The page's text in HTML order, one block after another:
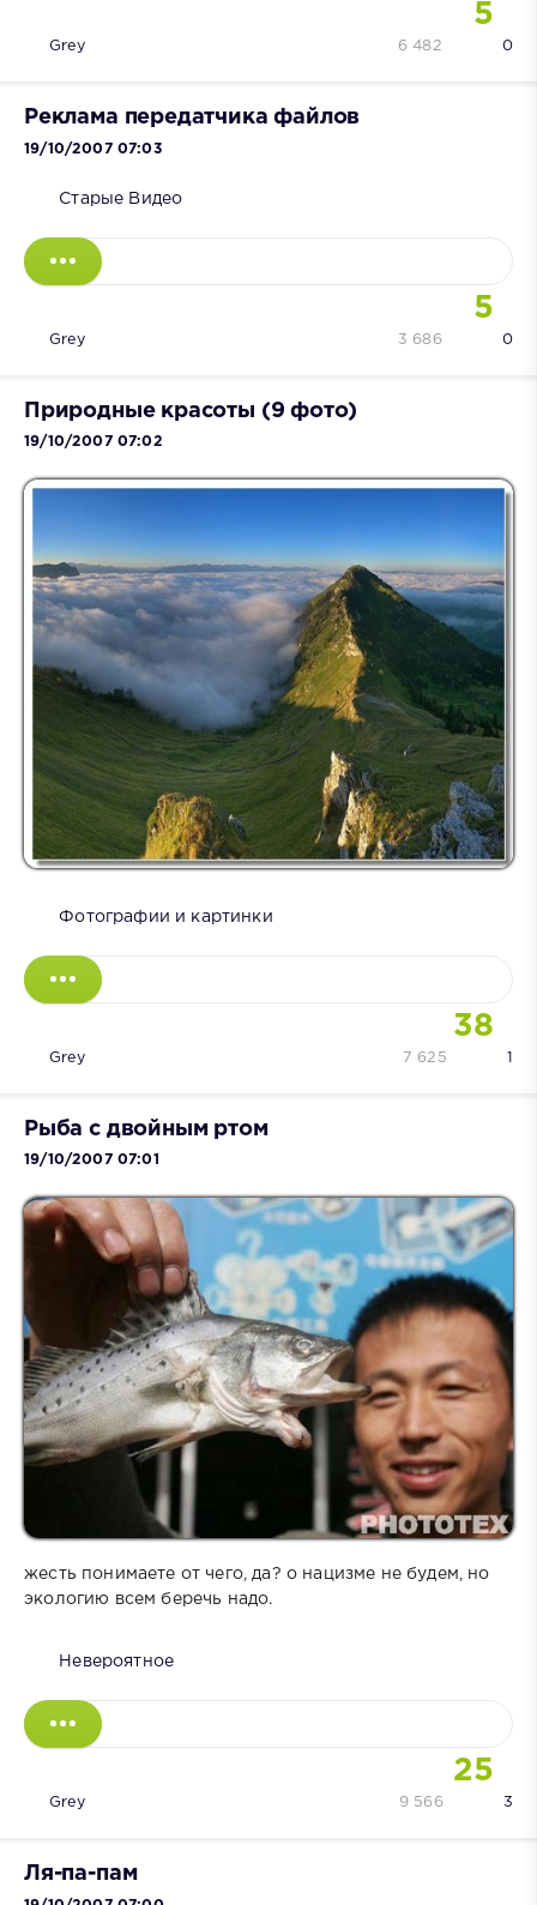
5
Grey 0
6 482
Реклама передатчика файлов
19/10/2007 07:03
Старые Видео
5
Grey 0
3 686
Природные красоты (9 фото)
19/10/2007 07:02
Фотографии и картинки
38
Grey 1
7 625
Рыба с двойным ртом
19/10/2007 07:01
жесть понимаете от чего, да? о нацизме не будем, но
экологию всем беречь надо.
Невероятное
25
Grey 3
9 566
Ля-па-пам